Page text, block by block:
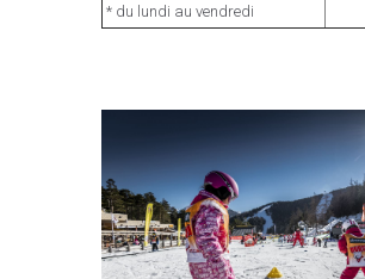
* du lundi au vendredi